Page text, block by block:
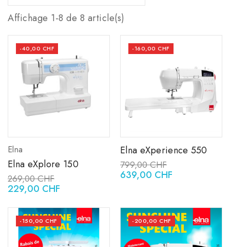
Affichage 1-8 de 8 article(s)
-40,00 CHF
Elna
Elna eXplore 150
269,00 CHF
229,00 CHF
-160,00 CHF
Elna eXperience 550
799,00 CHF
639,00 CHF
-150,00 CHF -200,00 CHF